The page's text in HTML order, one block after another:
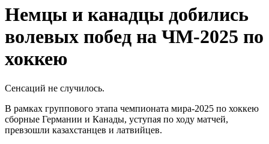
Немцы и канадцы добились
волевых побед на ЧМ-2025 по
хоккею
Сенсаций не случилось.
В рамках группового этапа чемпионата мира-2025 по хоккею
сборные Германии и Канады, уступая по ходу матчей,
превзошли казахстанцев и латвийцев.